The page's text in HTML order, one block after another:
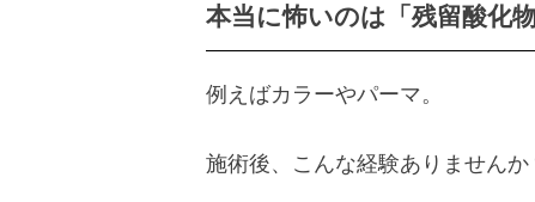
本当に怖いのは「残留酸化物
例えばカラーやパーマ。
施術後、こんな経験ありませんか